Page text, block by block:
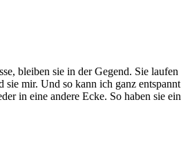
bleiben sie in der Gegend. Sie
mir. Und so kann ich ganz
in eine andere Ecke. So haben sie